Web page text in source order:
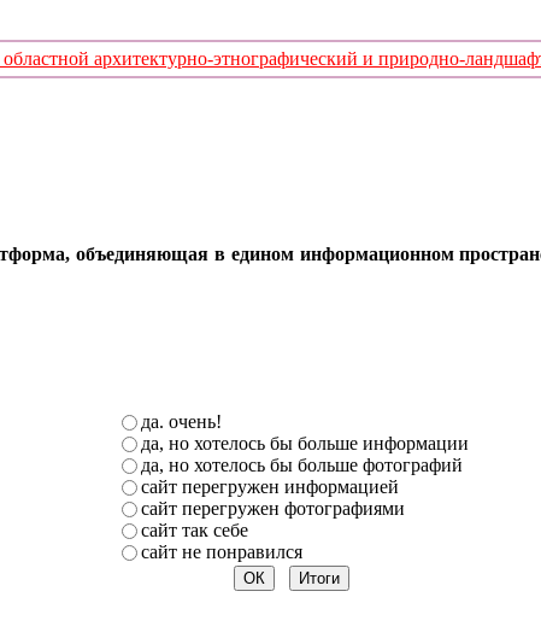
архитектурно-этнографический и природно-
объединяющая в едином информационном
да. очень!
да, но хотелось бы больше информации
да, но хотелось бы больше фотографий
сайт перегружен информацией
сайт перегружен фотографиями
сайт так себе
сайт не понравился